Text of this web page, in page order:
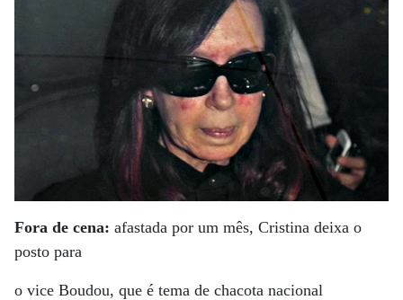
Fora de cena: afastada por um mês, Cristina deixa o
posto para
o vice Boudou, que é tema de chacota nacional